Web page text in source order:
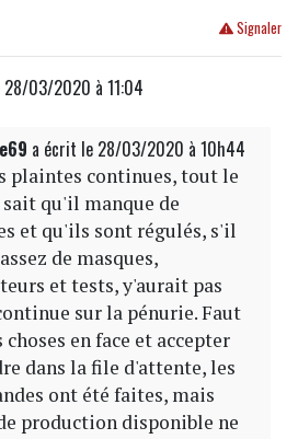
Signaler
03/2020 à 11:04
a écrit le 28/03/2020 à 10h44
plaintes continues, tout le
qu'il manque de
et qu'ils sont régulés, s'il
de masques,
et tests, y'aurait pas
sur la pénurie. Faut
en face et accepter
dans la file d'attente, les
ont été faites, mais
production disponible ne